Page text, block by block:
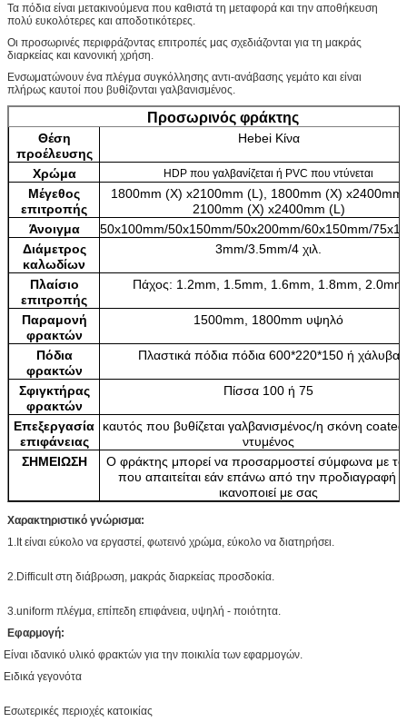
Τα πόδια είναι μετακινούμενα που καθιστά τη μεταφορά και την αποθήκευση
πολύ ευκολότερες και αποδοτικότερες.
Οι προσωρινές περιφράζοντας επιτροπές μας σχεδιάζονται για τη μακράς
διαρκείας και κανονική χρήση.
Ενσωματώνουν ένα πλέγμα συγκόλλησης αντι-ανάβασης γεμάτο και είναι
πλήρως καυτοί που βυθίζονται γαλβανισμένος.
Προσωρινός φράκτης
Θέση
προέλευσης
Hebei Κίνα
Χρώμα HDP που γαλβανίζεται ή PVC που ντύνεται
Μέγεθος
επιτροπής
1800mm (Χ) x2100mm (L), 1800mm (Χ) x2400mm
2100mm (Χ) x2400mm (L)
Άνοιγμα
50x100mm/50x150mm/50x200mm/60x150mm/
Διάμετρος
καλωδίων
3mm/3.5mm/4 χιλ.
Πλαίσιο
επιτροπής
Πάχος: 1.2mm, 1.5mm, 1.6mm, 1.8mm, 2.0mm
Παραμονή
φρακτών
1500mm, 1800mm υψηλό
Πόδια
φρακτών
Πλαστικά πόδια πόδια 600*220*150 ή χάλυβα
Σφιγκτήρας
φρακτών
Πίσσα 100 ή 75
Επεξεργασία
επιφάνειας
καυτός που βυθίζεται γαλβανισμένος/η σκόνη
ντυμένος
ΣΗΜΕΙΩΣΗ
Ο φράκτης μπορεί να προσαρμοστεί σύμφωνα με
που απαιτείται εάν επάνω από την προδιαγραφή
ικανοποιεί με σας
Χαρακτηριστικό γνώρισμα:
1.It είναι εύκολο να εργαστεί, φωτεινό χρώμα, εύκολο να διατηρήσει.
2.Difficult στη διάβρωση, μακράς διαρκείας προσδοκία.
3.uniform πλέγμα, επίπεδη επιφάνεια, υψηλή - ποιότητα.
Εφαρμογή:
Είναι ιδανικό υλικό φρακτών για την ποικιλία των εφαρμογών.
Ειδικά γεγονότα
Εσωτερικές περιοχές κατοικίας